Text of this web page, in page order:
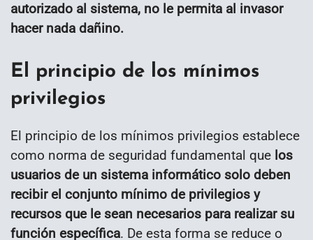
autorizado al sistema, no le permita al invasor
hacer nada dañino.
El principio de los mínimos
privilegios
El principio de los mínimos privilegios establece
como norma de seguridad fundamental que los
usuarios de un sistema informático solo deben
recibir el conjunto mínimo de privilegios y
recursos que le sean necesarios para realizar su
función específica. De esta forma se reduce o